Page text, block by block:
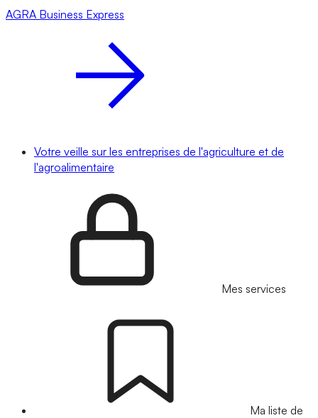
AGRA Business Express
Votre veille sur les entreprises de l'agriculture et de
l'agroalimentaire
Mes services
Ma liste de